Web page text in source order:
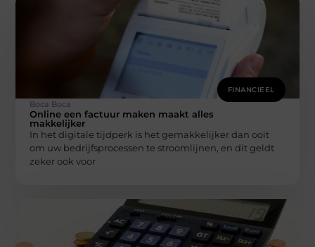
FINANCIEEL
Boca Boca
Online een factuur maken maakt alles
makkelijker
In het digitale tijdperk is het gemakkelijker dan ooit
om uw bedrijfsprocessen te stroomlijnen, en dit geldt
zeker ook voor